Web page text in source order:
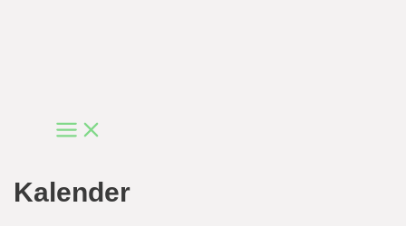
Main
Menu
Kalender